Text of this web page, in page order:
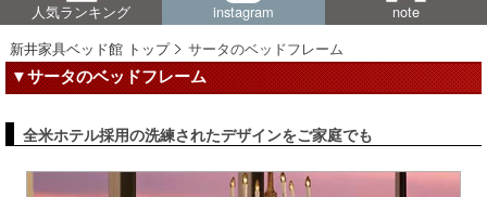
人気ランキング instagram
note
新井家具ベッド館 トップ
サータのベッドフレーム
▼サータのベッドフレーム
全米ホテル採用の洗練されたデザインをご家庭でも